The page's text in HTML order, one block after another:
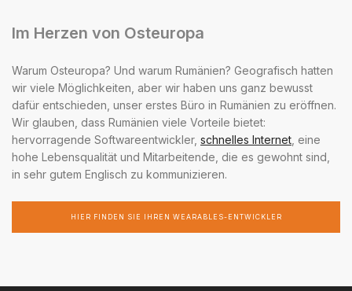
Im Herzen von Osteuropa
Warum Osteuropa? Und warum Rumänien? Geografisch hatten
wir viele Möglichkeiten, aber wir haben uns ganz bewusst
dafür entschieden, unser erstes Büro in Rumänien zu eröffnen.
Wir glauben, dass Rumänien viele Vorteile bietet:
hervorragende Softwareentwickler, schnelles Internet , eine
hohe Lebensqualität und Mitarbeitende, die es gewohnt sind,
in sehr gutem Englisch zu kommunizieren.
HIER FINDEN SIE IHREN WEARABLES-ENTWICKLER